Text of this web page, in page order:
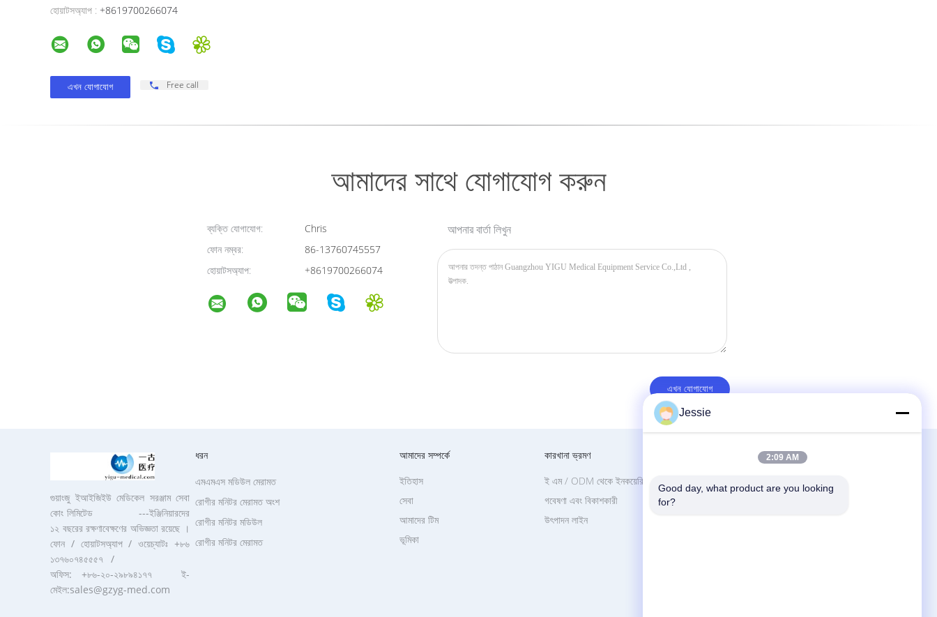
হোয়াটসঅ্যাপ : +8619700266074
Free call
আমাদের সাথে যোগাযোগ করুন
ব্যক্তি যোগাযোগ:
Chris
ফোন নম্বর:
86-13760745557
হোয়াটসঅ্যাপ:
+8619700266074
আপনার বার্তা লিখুন
গুয়াংজু ইআইজিইউ মেডিকেল সরঞ্জাম সেবা
কোং লিমিটেড ---ইঞ্জিনিয়ারদের
১২ বছরের রক্ষণাবেক্ষণের অভিজ্ঞতা রয়েছে ।
ফোন / হোয়াটসঅ্যাপ / ওয়েচ্যাটঃ +৮৬
১৩৭৬০৭৪৫৫৫৭ /
অফিস: +৮৬-২০-২৯৮৯৪১৭৭ ই-
মেইল:sales@gzyg-med.com
ধরন
রোগীর মনিটর মেরামত
এমএমএস মডিউল মেরামত
রোগীর মনিটর মেরামত অংশ
রোগীর মনিটর মডিউল
আমাদের সম্পর্কে
ভূমিকা
ইতিহাস
সেবা
আমাদের টিম
কারখানা ভ্রমণ
উৎপাদন লাইন
ই এম / ODM থেকে ইনকয়েরি
গবেষণা এবং বিকাশকারী
আমাদের সাথে যোগাযোগ করুন
Service Co.,Ltd
Jessie
2:09 AM
Good day, what product are you looking
for?